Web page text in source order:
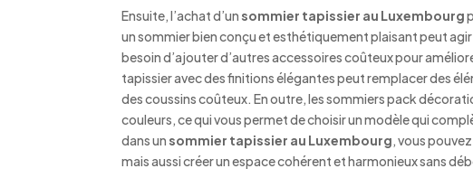
Ensuite, l’achat d’un sommier tapissier au Luxembourg
un sommier bien conçu et esthétiquement plaisant peut
besoin d’ajouter d’autres accessoires coûteux pour
tapissier avec des finitions élégantes peut remplacer des
des coussins coûteux. En outre, les sommiers pack
couleurs, ce qui vous permet de choisir un modèle qui
dans un sommier tapissier au Luxembourg, vous
mais aussi créer un espace cohérent et harmonieux sans